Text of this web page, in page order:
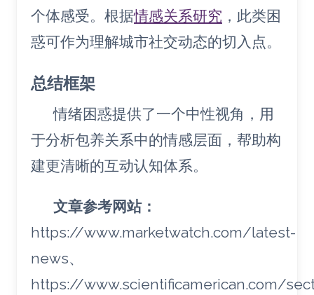
个体感受。根据情感关系研究 ，此类困
惑可作为理解城市社交动态的切入点。
总结框架
情绪困惑提供了一个中性视角，用
于分析包养关系中的情感层面，帮助构
建更清晰的互动认知体系。
文章参考网站：
https://www.marketwatch.com/latest-
news、
https://www.scientificamerican.com/